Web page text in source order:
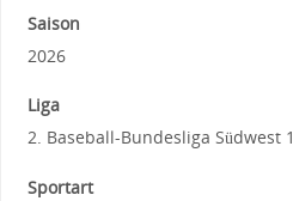
Saison
2026
Liga
2. Baseball-Bundesliga Südwest 1
Sportart